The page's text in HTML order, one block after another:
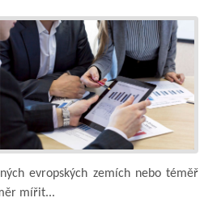
evropských zemích nebo téměř
mířit...